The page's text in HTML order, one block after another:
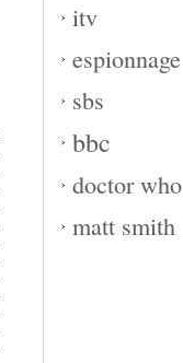
itv
espionnage
sbs
bbc
doctor who
matt smith